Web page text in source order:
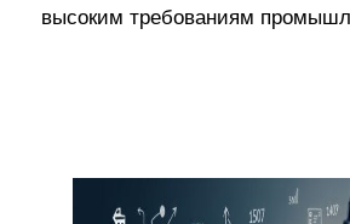
высоким требованиям